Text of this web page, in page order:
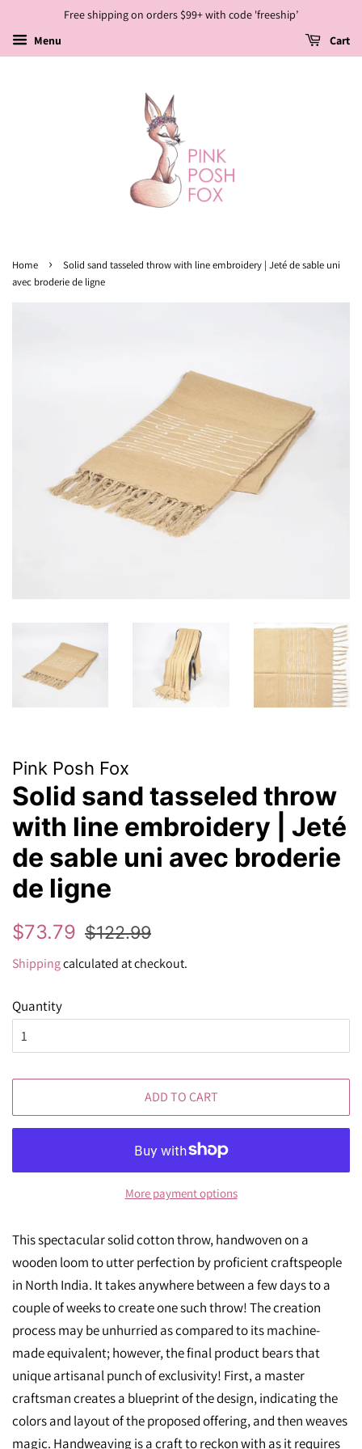
Free shipping on orders $99+ with code 'freeship’
Menu
Cart
Home ›
Solid sand tasseled throw with line embroidery | Jeté de sable uni
avec broderie de ligne
Pink Posh Fox
Solid sand tasseled throw
with line embroidery | Jeté
de sable uni avec broderie
de ligne
Regular
$73.79
Sale
$122.99
Shippingcalculated at checkout.
Quantity
ADD TO CART
More payment options
This spectacular solid cotton throw, handwoven on a
wooden loom to utter perfection by proficient craftspeople
in North India. It takes anywhere between a few days to a
couple of weeks to create one such throw! The creation
process may be unhurried as compared to its machine-
made equivalent; however, the final product bears that
unique artisanal punch of exclusivity! First, a master
craftsman creates a blueprint of the design, indicating the
colors and layout of the proposed offering, and then weaves
magic. Handweaving is a craft to reckon with as it requires